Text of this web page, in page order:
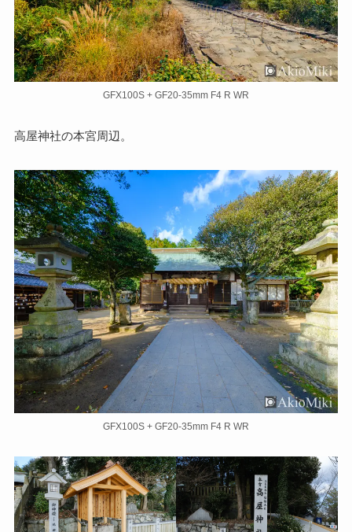
GFX100S + GF20-35mm F4 R WR
高屋神社の本宮周辺。
GFX100S + GF20-35mm F4 R WR